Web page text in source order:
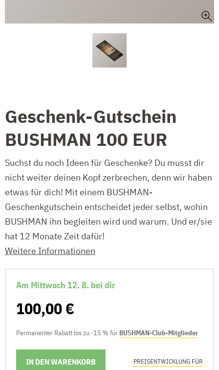
Geschenk-Gutschein
BUSHMAN 100 EUR
Suchst du noch Ideen für Geschenke? Du musst dir
nicht weiter deinen Kopf zerbrechen, denn wir haben
etwas für dich! Mit einem BUSHMAN-
Geschenkgutschein entscheidet jeder selbst, wohin
BUSHMAN ihn begleiten wird und warum. Und er/sie
hat 12 Monate Zeit dafür!
Weitere Informationen
Am Mittwoch 12. 8. bei dir
100,00 €
Permanenter Rabatt bis zu -15 % für BUSHMAN-Club-Mitglieder
IN DEN WARENKORB
LIEFERMÖGLICHKEITEN PREISENTWICKLUNG FÜR